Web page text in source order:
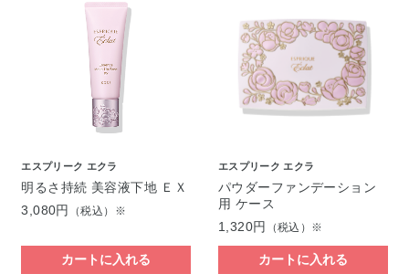
エスプリーク エクラ
明るさ持続 美容液下地 ＥＸ
3,080円
（税込）※
カートに入れる
エスプリーク エクラ
パウダーファンデーション
用 ケース
1,320円
（税込）※
カートに入れる